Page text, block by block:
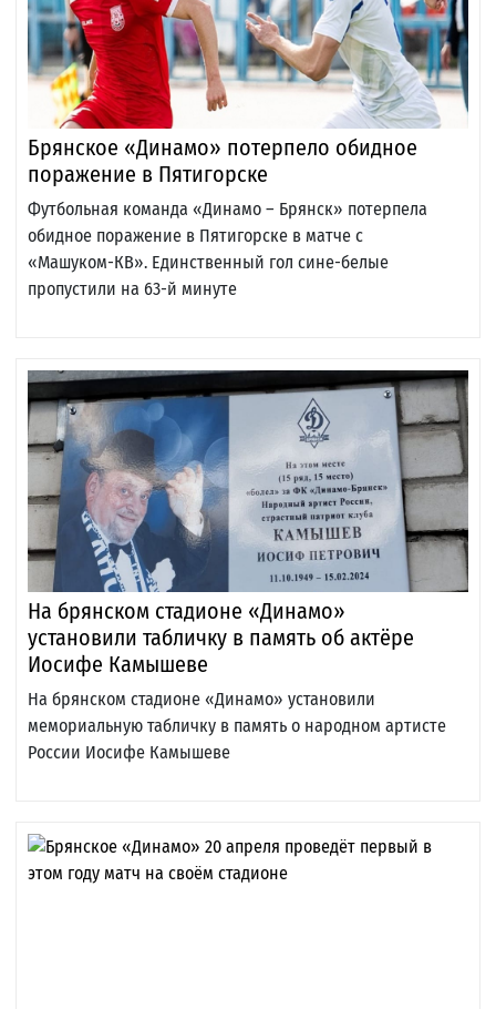
Брянское «Динамо» потерпело обидное
поражение в Пятигорске
Футбольная команда «Динамо – Брянск» потерпела
обидное поражение в Пятигорске в матче с
«Машуком-КВ». Единственный гол сине-белые
пропустили на 63-й минуте
На брянском стадионе «Динамо»
установили табличку в память об актёре
Иосифе Камышеве
На брянском стадионе «Динамо» установили
мемориальную табличку в память о народном артисте
России Иосифе Камышеве